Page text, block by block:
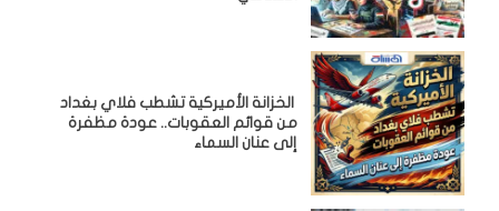
الخزانة الأميركية تشطب فلاي بغداد
من قوائم العقوبات.. عودة مظفرة
إلى عنان السماء